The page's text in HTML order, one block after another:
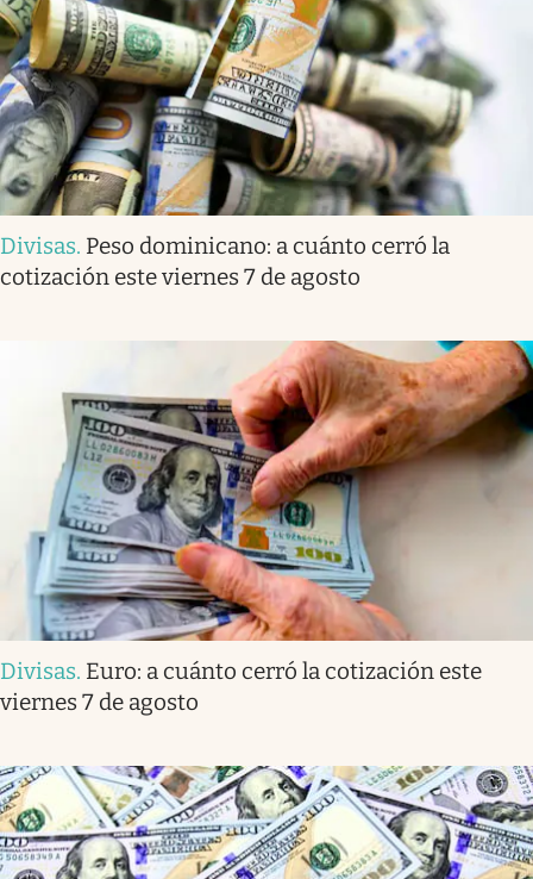
Divisas. Peso dominicano: a cuánto cerró la
cotización este viernes 7 de agosto
Divisas. Euro: a cuánto cerró la cotización este
viernes 7 de agosto